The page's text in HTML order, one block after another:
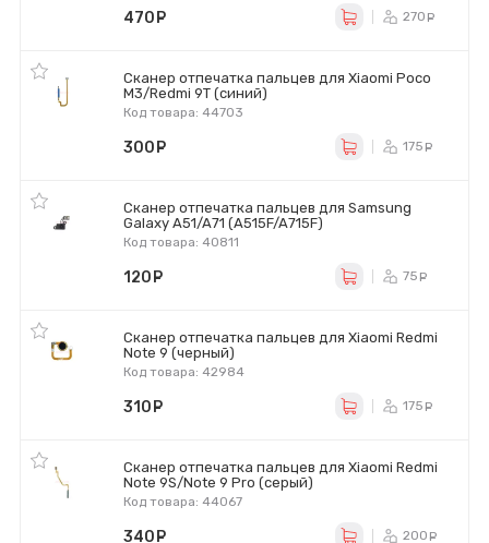
470 270
Сканер отпечатка пальцев для Xiaomi Poco
M3/Redmi 9T (синий)
Код товара: 44703
300 175
Сканер отпечатка пальцев для Samsung
Galaxy A51/A71 (A515F/A715F)
Код товара: 40811
120 75
Сканер отпечатка пальцев для Xiaomi Redmi
Note 9 (черный)
Код товара: 42984
310 175
Сканер отпечатка пальцев для Xiaomi Redmi
Note 9S/Note 9 Pro (серый)
Код товара: 44067
340 200